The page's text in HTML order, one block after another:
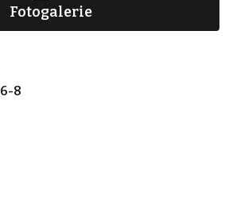
Fotogalerie
8